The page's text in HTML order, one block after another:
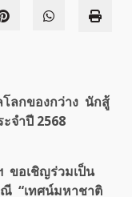
โลกของกว่าง นักสู้
จำปี 2568
ขอเชิญร่วมเป็น
“เทศน์มหาชาติ